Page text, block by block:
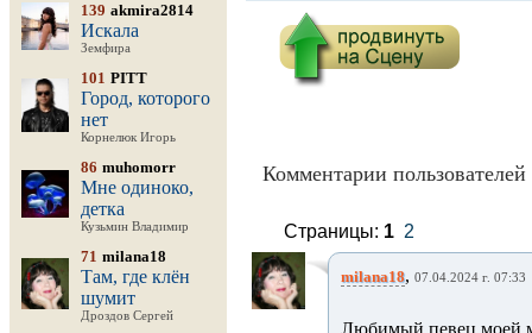
139 akmira2814
Искала
Земфира
101 PITT
Город, которого
нет
Корнелюк Игорь
86 muhomorr
Мне одиноко,
детка
Кузьмин Владимир
71 milana18
Там, где клён
шумит
Дроздов Сергей
Комментарии пользователей
Страницы: 1 2
milana18, 07.04.2024 г. 07:33
Любимый певец моей